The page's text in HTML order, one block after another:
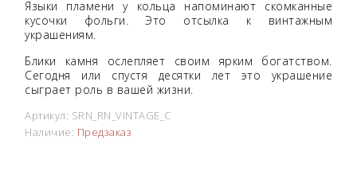
Языки пламени у кольца напоминают скомканные
кусочки фольги. Это отсылка к винтажным
украшениям.
Блики камня ослепляет своим ярким богатством.
Сегодня или спустя десятки лет это украшение
сыграет роль в вашей жизни.
Артикул: SRN_RN_VINTAGE_C
Наличие: Предзаказ